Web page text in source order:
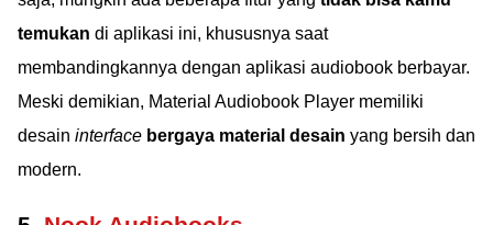
temukan di aplikasi ini, khususnya saat
membandingkannya dengan aplikasi audiobook berbayar.
Meski demikian, Material Audiobook Player memiliki
desain interface bergaya material desain yang bersih dan
modern.